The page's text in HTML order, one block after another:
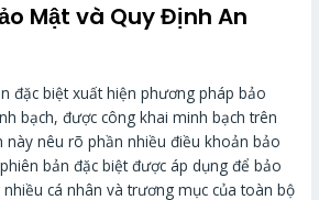
Mật và Quy Định An
đặc biệt xuất hiện phương pháp bảo
bạch, được công khai minh bạch trên
này nêu rõ phần nhiều điều khoản bảo
bản đặc biệt được áp dụng để bảo
cá nhân và trương mục của toàn bộ